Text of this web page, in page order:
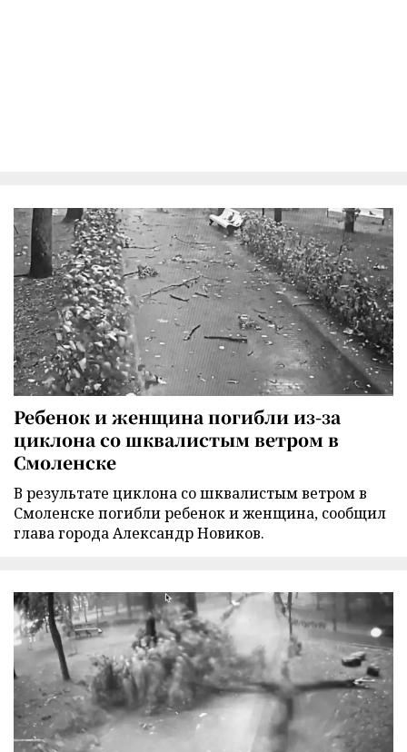
Ребенок и женщина погибли из-за
циклона со шквалистым ветром в
Смоленске
В результате циклона со шквалистым ветром в
Смоленске погибли ребенок и женщина, сообщил
глава города Александр Новиков.